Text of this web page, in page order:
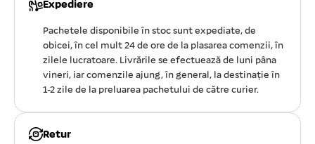
Expediere
Pachetele disponibile în stoc sunt expediate, de
obicei, în cel mult 24 de ore de la plasarea comenzii, în
zilele lucratoare. Livrările se efectuează de luni pâna
vineri, iar comenzile ajung, în general, la destinație în
1-2 zile de la preluarea pachetului de către curier.
Retur